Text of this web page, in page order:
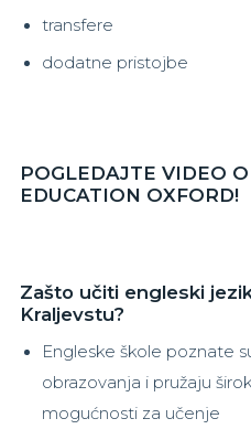
transfere
dodatne pristojbe
POGLEDAJTE VIDEO
EDUCATION OXFORD!
Zašto učiti engleski
Kraljevstu?
Engleske škole poznate
obrazovanja i pružaju
mogućnosti za učenje